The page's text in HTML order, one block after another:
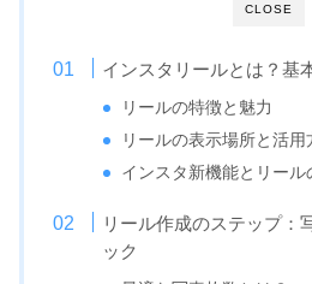
CLOSE
インスタリールとは？基
リールの特徴と魅力
リールの表示場所と活用
インスタ新機能とリール
リール作成のステップ：
ック